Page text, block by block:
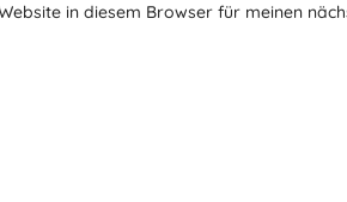
in diesem Browser für meinen